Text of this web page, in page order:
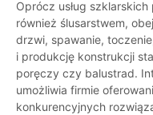
Oprócz usług
również ślusarstwem,
drzwi, spawanie,
i produkcję konstrukcji
poręczy czy balustrad.
umożliwia firmie
konkurencyjnych